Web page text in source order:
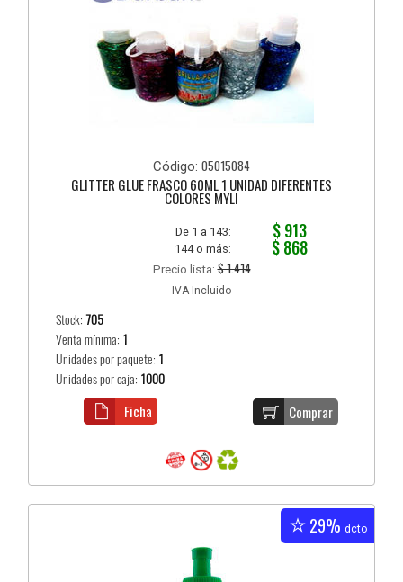
Código: 05015084
GLITTER GLUE FRASCO 60ML 1 UNIDAD DIFERENTES
COLORES MYLI
De 1 a 143: $ 913
144 o más: $ 868
Precio lista:$ 1.414
IVA Incluido
Stock:705
Venta mínima: 1
Unidades por paquete: 1
Unidades por caja: 1000
Comprar
Ficha
29% dcto